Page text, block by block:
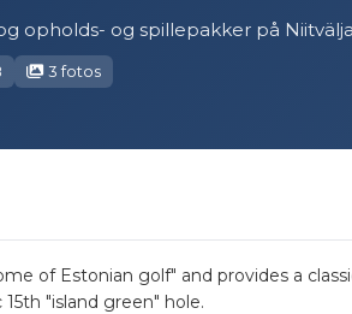
opholds- og spillepakker på
3 fotos
of Estonian golf" and provides a
"island green" hole.